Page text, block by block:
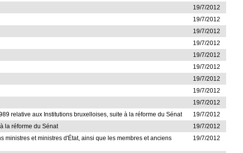
19/7/2012
19/7/2012
19/7/2012
19/7/2012
19/7/2012
19/7/2012
19/7/2012
19/7/2012
19/7/2012
relative aux Institutions bruxelloises, suite à la réforme du Sénat
19/7/2012
la réforme du Sénat
19/7/2012
et ministres d'État, ainsi que les membres et anciens
19/7/2012